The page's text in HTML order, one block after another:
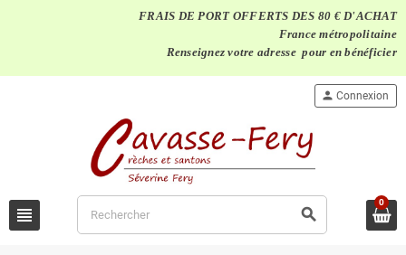
FRAIS DE PORT OFFERTS DES 80 € D'ACHAT
France métropolitaine
Renseignez votre adresse pour en bénéficier
view_headline search
person Connexion
0